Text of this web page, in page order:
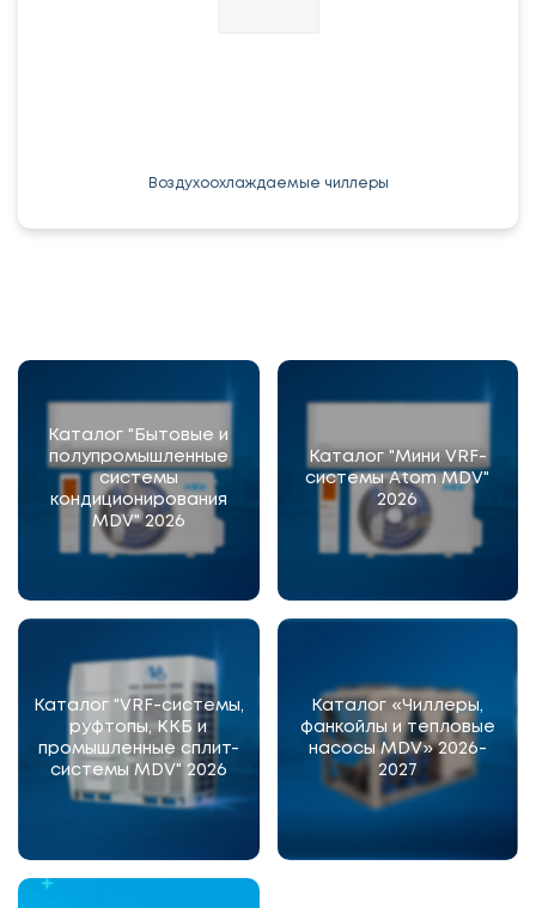
Воздухоохлаждаемые чиллеры
Каталог "Бытовые и
полупромышленные
системы
кондиционирования
MDV" 2026
Каталог "Мини VRF-
системы Atom MDV"
2026
Каталог "VRF-системы,
руфтопы, ККБ и
промышленные сплит-
системы MDV" 2026
Каталог «Чиллеры,
фанкойлы и тепловые
насосы MDV» 2026-
2027